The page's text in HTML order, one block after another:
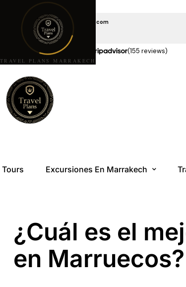
TRAVEL PLANS MARRAKECH
EMAIL US
travelplansmarrakech@gmail.com
LLÁMANOS
+212 6 08 85 10 10
★★★★★5,0 estrellas en (155 reviews)
Tours Excursiones En Marrakech
¿Cuál es el
en Marruecos?